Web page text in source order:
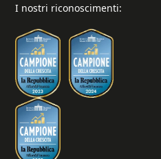
I nostri riconoscimenti: